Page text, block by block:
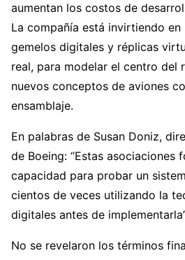
aumentan los costos de
La compañía está invirtiendo en
gemelos digitales y réplicas
real, para modelar el centro del
nuevos conceptos de aviones
ensamblaje.
En palabras de Susan Doniz,
de Boeing: “Estas asociaciones
capacidad para probar un
cientos de veces utilizando la
digitales antes de
No se revelaron los términos